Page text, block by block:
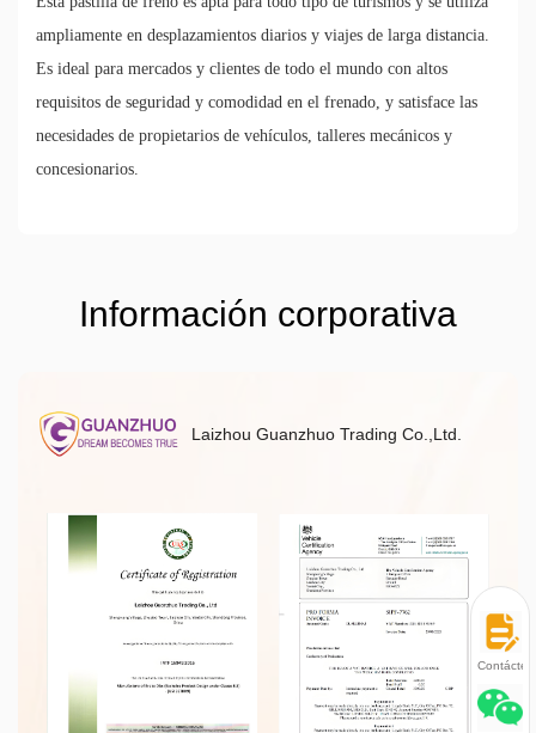
ampliamente en desplazamientos diarios y viajes de larga distancia.
Es ideal para mercados y clientes de todo el mundo con altos
requisitos de seguridad y comodidad en el frenado, y satisface las
necesidades de propietarios de vehículos, talleres mecánicos y
concesionarios.
Información corporativa
Laizhou Guanzhuo Trading Co.,Ltd.